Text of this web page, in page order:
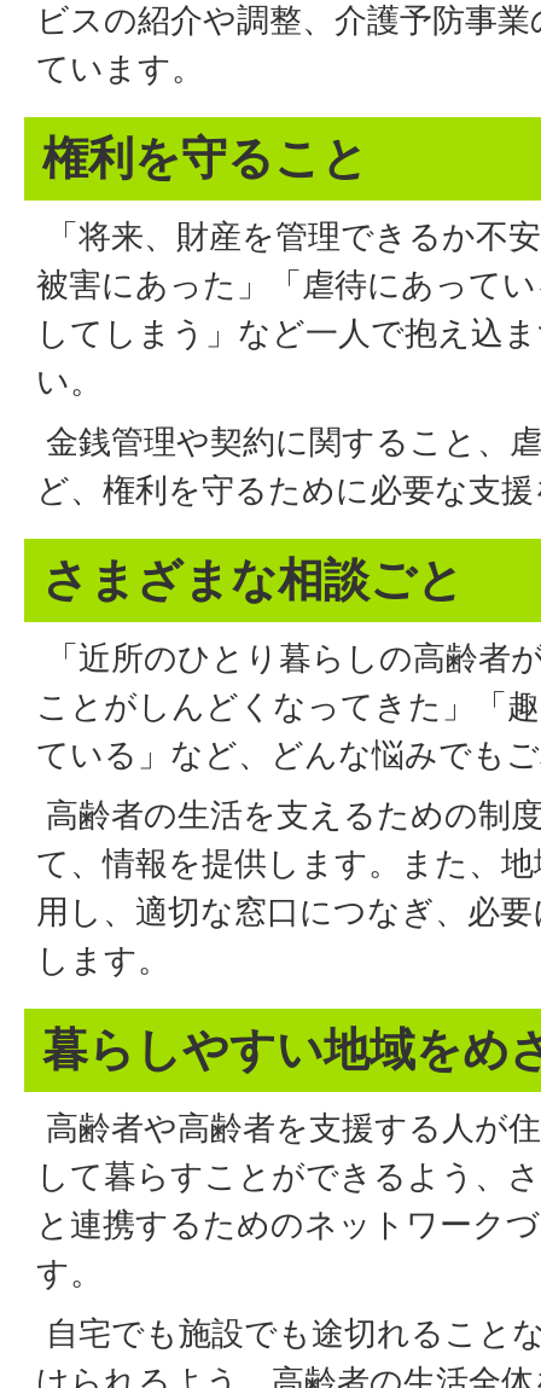
ビスの紹介や調整、介護予防事
ています。
権利を守ること
「将来、財産を管理できるか不
被害にあった」「虐待にあって
してしまう」など一人で抱え込
い。
金銭管理や契約に関すること、
ど、権利を守るために必要な支
さまざまな相談ごと
「近所のひとり暮らしの高齢者
ことがしんどくなってきた」「
ている」など、どんな悩みでも
高齢者の生活を支えるための制
て、情報を提供します。また、
用し、適切な窓口につなぎ、必
します。
暮らしやすい地域をめ
高齢者や高齢者を支援する人が
して暮らすことができるよう、
と連携するためのネットワーク
す。
自宅でも施設でも途切れること